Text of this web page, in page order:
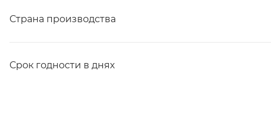
Страна производства
Срок годности в днях